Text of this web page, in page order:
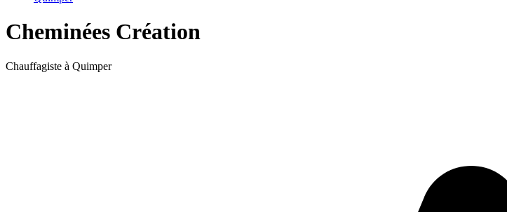
Cheminées Création
Chauffagiste à Quimper